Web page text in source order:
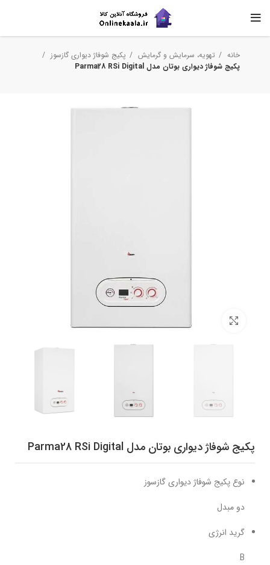
خانه تهویه، سرمایش و گرمایش
پکیج شوفاژ دیواری گازسوز
پکیج شوفاژ دیواری بوتان مدل Parma28 RSi Digital
پکیج شوفاژ دیواری بوتان مدل Parma28 RSi Digital
نوع پکیج شوفاژ دیواری گازسوز
دو مبدل
گرید انرژی
B